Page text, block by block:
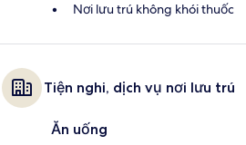
Nơi lưu trú không khói thuốc
Tiện nghi, dịch vụ nơi lưu trú
Ăn uống